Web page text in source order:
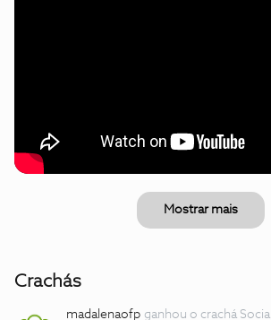
Mostrar mais
Crachás
madalenaofp ganhou o crachá Social